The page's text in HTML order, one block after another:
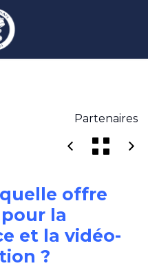
Partenaires
offre
la
et la vidéo-
?